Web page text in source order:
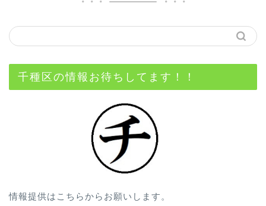
千種区の情報お待ちしてます！！
情報提供はこちらからお願いします。